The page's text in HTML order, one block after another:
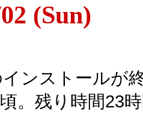
(Sun)
インストールが
。残り時間23